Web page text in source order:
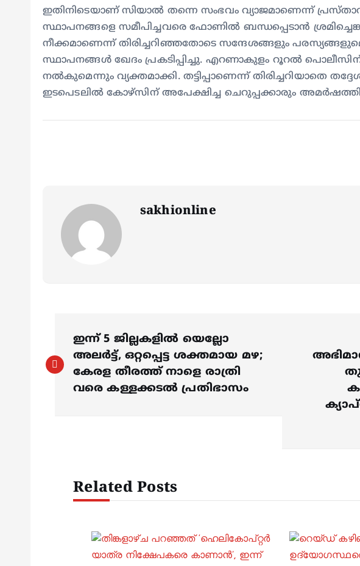
ഇതിനിടെയാണ് സിയാല്‍ തന്നെ സംഭവം വ്യാജമാണെന്ന്
സ്ഥാപനങ്ങളെ സമീപിച്ചവരെ ഫോണില്‍ ബന്ധപ്പെടാന്‍
നീക്കമാണെന്ന് തിരിച്ചറിഞ്ഞതോടെ സന്ദേശങ്ങളും
സ്ഥാപനങ്ങള്‍ ഖേദം പ്രകടിപ്പിച്ചു. എറണാകുളം റൂറല്‍
നല്‍കുമെന്നും വ്യക്തമാക്കി. തട്ടിപ്പാണെന്ന് തിരിച്ചറിയാതെ
ഇടപെടലില്‍ കോഴ്സിന് അപേക്ഷിച്ച ചെറുപ്പക്കാരും
sakhionline
o
ഇന്ന് 5 ജില്ലകളിൽ യെല്ലോ
അലർട്ട്, ഒറ്റപ്പെട്ട ശക്തമായ മഴ;
കേരള തീരത്ത്‌ നാളെ രാത്രി
വരെ കള്ളക്കടൽ പ്രതിഭാസം
Related Posts